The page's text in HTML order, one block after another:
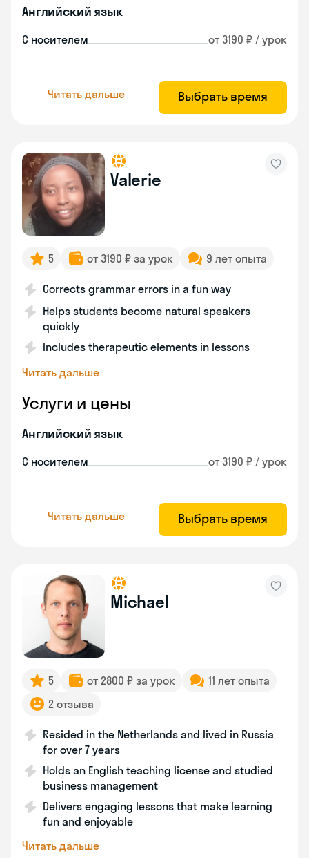
Английский язык
С носителем от 3190 ₽ / урок
Читать дальше Выбрать время
Valerie
5 от 3190 ₽ за урок 9 лет опыта
Corrects grammar errors in a fun way
Helps students become natural speakers
quickly
Includes therapeutic elements in lessons
Читать дальше
Услуги и цены
Английский язык
С носителем от 3190 ₽ / урок
Читать дальше Выбрать время
Michael
5 от 2800 ₽ за урок
11 лет опыта
2 отзыва
Resided in the Netherlands and lived in Russia
for over 7 years
Holds an English teaching license and studied
business management
Delivers engaging lessons that make learning
fun and enjoyable
Читать дальше